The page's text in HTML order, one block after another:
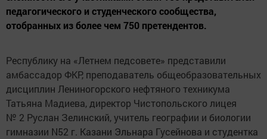
педагогического и студенческого сообщества,
отобранных из более чем 750 претендентов.
Республику на «Летнем педсовете» представили
амбассадор ФКР, преподаватель общеобразовательных
дисциплин Лениногорского нефтяного техникума
Татьяна Мадиева, директор Чистопольского лицея
№ 2 Руслан Зелинский, учитель географии и биологии
гимназии N52 г. Казани Эльнара Гусейнова и студентка